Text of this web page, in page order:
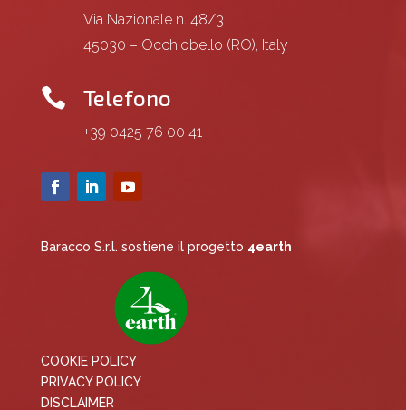
Via Nazionale n. 48/3
45030 – Occhiobello (RO), Italy
 Telefono
+39 0425 76 00 41
Baracco S.r.l. sostiene il progetto 4earth
COOKIE POLICY
PRIVACY POLICY
DISCLAIMER